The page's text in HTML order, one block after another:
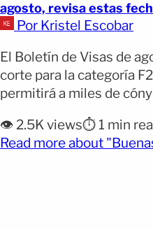
agosto, revisa estas
Por Kristel Escobar
El Boletín de Visas de
corte para la categoría
permitirá a miles de
residencia antes de lo
beneficio no es igual
👁️ 2.5K views⏱️ 1 min
Read more about